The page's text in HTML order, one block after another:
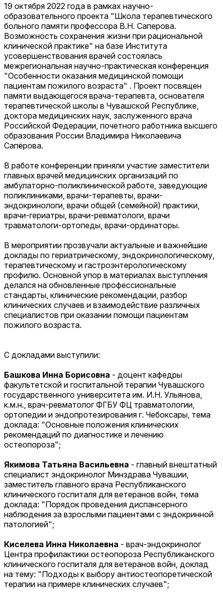
19 октября 2022 года в рамках научно-
образовательного проекта "Школа терапевтического
больного памяти профессора В.Н. Саперова.
Возможность сохранения жизни при рациональной
клинической практике" на базе Института
усовершенствования врачей состоялась
межрегиональная научно-практическая конференция
"Особенности оказания медицинской помощи
пациентам пожилого возраста" . Проект посвящен
памяти выдающегося врача-терапевта, основателя
терапевтической школы в Чувашской Республике,
доктора медицинских наук, заслуженного врача
Российской Федерации, почетного работника высшего
образования России Владимира Николаевича
Сапёрова.
В работе конференции приняли участие заместители
главных врачей медицинских организаций по
амбулаторно-поликлинической работе, заведующие
поликлиниками, врачи-терапевты, врачи-
эндокринологи, врачи общей (семейной) практики,
врачи-гериатры, врачи-ревматологи, врачи
травматологи-ортопеды, врачи-ординаторы.
В мероприятии прозвучали актуальные и важнейшие
доклады по гериатрическому, эндокринологическому,
терапевтическому и гастроэнтерологическому
профилю. Основной упор в материалах выступления
делался на обновленные профессиональные
стандарты, клинические рекомендации, разбор
клинических случаев и взаимодействие различных
специалистов при оказании помощи пациентам
пожилого возраста.
С докладами выступили:
Башкова Инна Борисовна - доцент кафедры
факультетской и госпитальной терапии Чувашского
государственного университета им. И.Н. Ульянова,
к.м.н., врач-ревматолог ФГБУ ФЦ травматологии,
ортопедии и эндопротезирования г. Чебоксары, тема
доклада: "Основные положения клинических
рекомендаций по диагностике и лечению
остеопороза";
Якимова Татьяна Васильевна - главный внештатный
специалист эндокринолог Минздрава Чувашии,
заместитель главного врача Республиканского
клинического госпиталя для ветеранов войн, тема
доклада: "Порядок проведения диспансерного
наблюдения за взрослыми пациентами с эндокринной
патологией";
Киселева Инна Николаевна - врач-эндокринолог
Центра профилактики остеопороза Республиканского
клинического госпиталя для ветеранов войн, доклад
на тему: "Подходы к выбору антиостеопоретической
терапии на примере клинических случаев";